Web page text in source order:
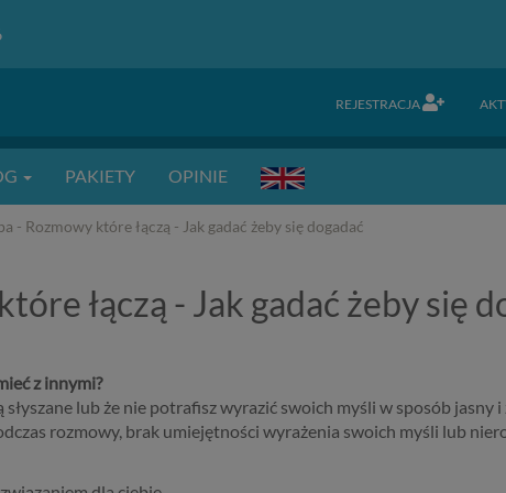
REJESTRACJA
PAKIETY OPINIE
- Rozmowy które łączą - Jak gadać żeby się dogadać
łączą - Jak gadać żeby się
z innymi?
słyszane lub że nie potrafisz wyrazić swoich myśli w sposób jasny i
rozmowy, brak umiejętności wyrażenia swoich myśli lub